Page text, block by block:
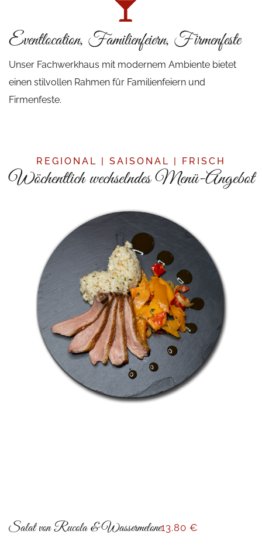
Eventlocation, Familienfeiern, Firmenfeste
Unser Fachwerkhaus mit modernem Ambiente bietet
einen stilvollen Rahmen für Familienfeiern und
Firmenfeste.
REGIONAL | SAISONAL | FRISCH
Wöchentlich wechselndes Menü-Angebot
Salat von Rucola & Wassermelone13.80 €